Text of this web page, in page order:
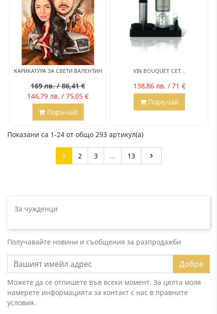
КАРИКАТУРА ЗА СВЕТИ ВАЛЕНТИН
169 лв. / 86,41 €
146,79 лв. / 75,05 €
Поръчай
VIN BOUQUET СЕТ...
138,86 лв. / 71 €
Поръчай
Показани са 1-24 от общо 293 артикул(а)
1 2 3 … 13 Напред

За чужденци
Получавайте новини и съобщения за разпродажби
Добре
Можете да се отпишете във всеки момент. За целта моля
намерете информацията за контакт с нас в правните
условия.